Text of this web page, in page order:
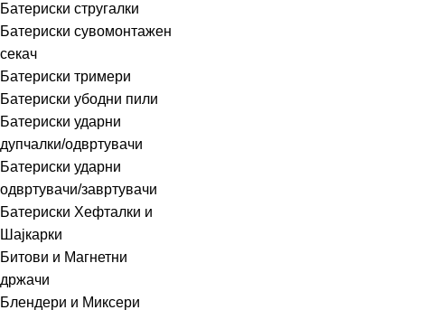
Батериски стругалки
Батериски сувомонтажен
секач
Батериски тримери
Батериски убодни пили
Батериски ударни
дупчалки/одвртувачи
Батериски ударни
одвртувачи/завртувачи
Батериски Хефталки и
Шајкарки
Битови и Магнетни
држачи
Блендери и Миксери